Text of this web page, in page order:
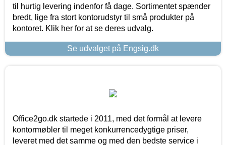
til hurtig levering indenfor få dage. Sortimentet spænder
bredt, lige fra stort kontorudstyr til små produkter på
kontoret. Klik her for at se deres udvalg.
Se udvalget på Engsig.dk
Office2go.dk startede i 2011, med det formål at levere
kontormøbler til meget konkurrencedygtige priser,
leveret med det samme og med den bedste service i